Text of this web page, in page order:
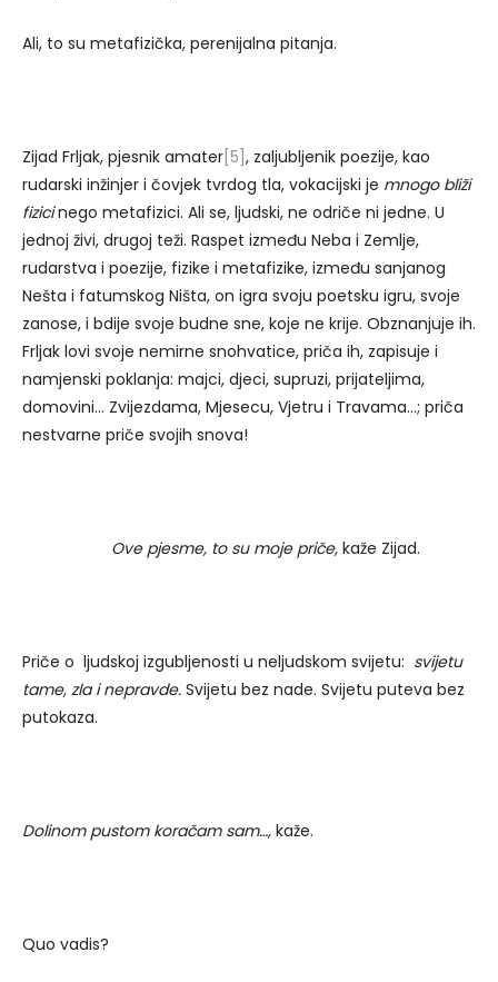
Ali, to su metafizička, perenijalna pitanja.
Zijad Frljak, pjesnik amater [5] , zaljubljenik poezije, kao
rudarski inžinjer i čovjek tvrdog tla, vokacijski je mnogo bliži
fizicinego metafizici. Ali se, ljudski, ne odriče ni jedne. U
jednoj živi, drugoj teži. Raspet između Neba i Zemlje,
rudarstva i poezije, fizike i metafizike, između sanjanog
Nešta i fatumskog Ništa, on igra svoju poetsku igru, svoje
zanose, i bdije svoje budne sne, koje ne krije. Obznanjuje ih.
Frljak lovi svoje nemirne snohvatice, priča ih, zapisuje i
namjenski poklanja: majci, djeci, supruzi, prijateljima,
domovini… Zvijezdama, Mjesecu, Vjetru i Travama…; priča
nestvarne priče svojih snova!
Ove pjesme, to su moje priče, kaže Zijad.
Priče o ljudskoj izgubljenosti u neljudskom svijetu: svijetu
tame, zla i nepravde. Svijetu bez nade. Svijetu puteva bez
putokaza.
Dolinom pustom koračam sam…, kaže.
Quo vadis?